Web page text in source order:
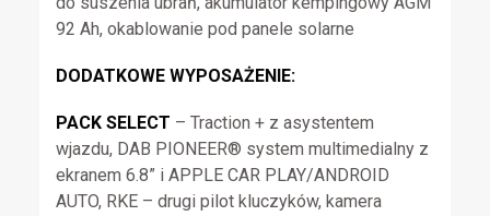
92 Ah, okablowanie pod panele solarne
DODATKOWE WYPOSAŻENIE:
PACK SELECT – Traction + z asystentem
wjazdu, DAB PIONEER® system multimedialny z
ekranem 6.8” i APPLE CAR PLAY/ANDROID
AUTO, RKE – drugi pilot kluczyków, kamera